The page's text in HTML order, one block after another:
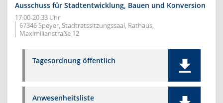
Ausschuss für Stadtentwicklung, Bauen und Konversion
17:00-20:33 Uhr
67346 Speyer, Stadtratssitzungssaal, Rathaus,
Maximilianstraße 12
Tagesordnung öffentlich
Anwesenheitsliste